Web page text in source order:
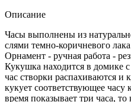
Описание
Часы выполнены из
слями темно-коричневого
Орнамент - ручная работа -
Кукушка находится в домике
час створки распахиваются и
кукует соответствующее часу
время показывает три часа,